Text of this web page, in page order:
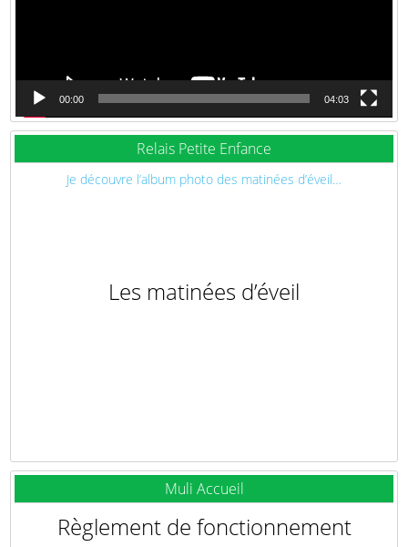
00:00 04:03
Relais Petite Enfance
Je découvre l’album photo des matinées d’éveil…
Les matinées d’éveil
Muli Accueil
Règlement de fonctionnement